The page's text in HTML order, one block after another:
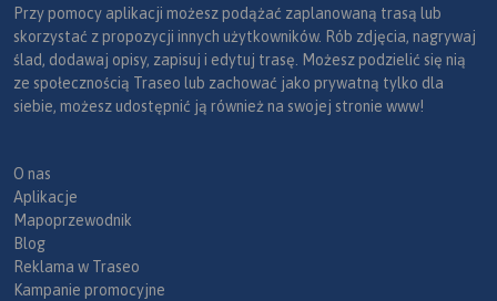
Przy pomocy aplikacji możesz podążać zaplanowaną trasą lub
skorzystać z propozycji innych użytkowników. Rób zdjęcia, nagrywaj
ślad, dodawaj opisy, zapisuj i edytuj trasę. Możesz podzielić się nią
ze społecznością Traseo lub zachować jako prywatną tylko dla
siebie, możesz udostępnić ją również na swojej stronie www!
O nas
Aplikacje
Mapoprzewodnik
Blog
Reklama w Traseo
Kampanie promocyjne